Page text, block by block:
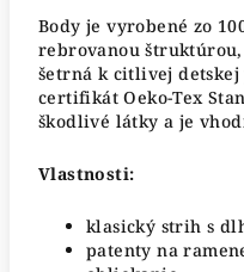
Body je vyrobené zo
rebrovanou
šetrná k citlivej
certifikát Oeko-Tex
škodlivé látky a je
Vlastnosti:
klasický strih s
patenty na